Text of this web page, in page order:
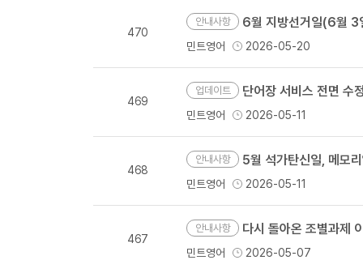
470
안내사항 6월 지방선거일(6월 3일
민트영어 2026-05-20
469
업데이트 단어장 서비스 전면 수
민트영어 2026-05-11
468
안내사항 5월 석가탄신일, 메모
민트영어 2026-05-11
467
안내사항 다시 돌아온 조별과제
민트영어 2026-05-07